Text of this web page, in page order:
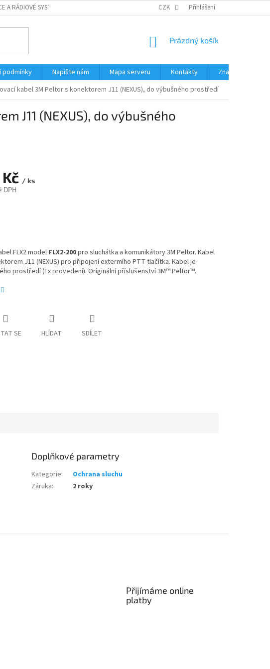
A RÁDIOVÉ SYSTÉMY PŘÍSLUŠENSTVÍ RUČNÍ RADIOSTANICE PŮJČOVNA
CZK Přihlášení
NÁKUPNÍ
Prázdný košík
podmínky Napište nám Mapa serveru Kontakty
Značky
kabel 3M Peltor s konektorem J11 (NEXUS), do výbušného prostředí
J11 (NEXUS), do výbušného
/ ks
DPH
FLX2 model FLX2-200pro sluchátka a komunikátory 3M Peltor. Kabel
J11 (NEXUS) pro připojení extermího PTT tlačítka. Kabel je
prostředí (Ex provedení). Originální příslušenství 3M™ Peltor™.
SE HLÍDAT SDÍLET
Doplňkové parametry
Kategorie:
Ochrana sluchu
Záruka: 2 roky
Přijímáme online
platby